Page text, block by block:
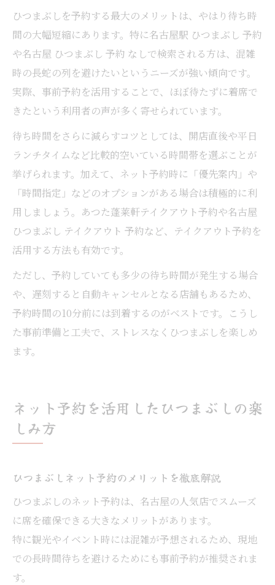
ひつまぶしを予約する最大のメリットは、やはり待ち時
間の大幅短縮にあります。特に名古屋駅 ひつまぶし 予約
や名古屋 ひつまぶし 予約 なしで検索される方は、混雑
時の長蛇の列を避けたいというニーズが強い傾向です。
実際、事前予約を活用することで、ほぼ待たずに着席で
きたという利用者の声が多く寄せられています。
待ち時間をさらに減らすコツとしては、開店直後や平日
ランチタイムなど比較的空いている時間帯を選ぶことが
挙げられます。加えて、ネット予約時に「優先案内」や
「時間指定」などのオプションがある場合は積極的に利
用しましょう。あつた蓬莱軒テイクアウト予約や名古屋
ひつまぶし テイクアウト 予約など、テイクアウト予約を
活用する方法も有効です。
ただし、予約していても多少の待ち時間が発生する場合
や、遅刻すると自動キャンセルとなる店舗もあるため、
予約時間の10分前には到着するのがベストです。こうし
た事前準備と工夫で、ストレスなくひつまぶしを楽しめ
ます。
ネット予約を活用したひつまぶしの楽
しみ方
ひつまぶしネット予約のメリットを徹底解説
ひつまぶしのネット予約は、名古屋の人気店でスムーズ
に席を確保できる大きなメリットがあります。
特に観光やイベント時には混雑が予想されるため、現地
での長時間待ちを避けるためにも事前予約が推奨されま
す。